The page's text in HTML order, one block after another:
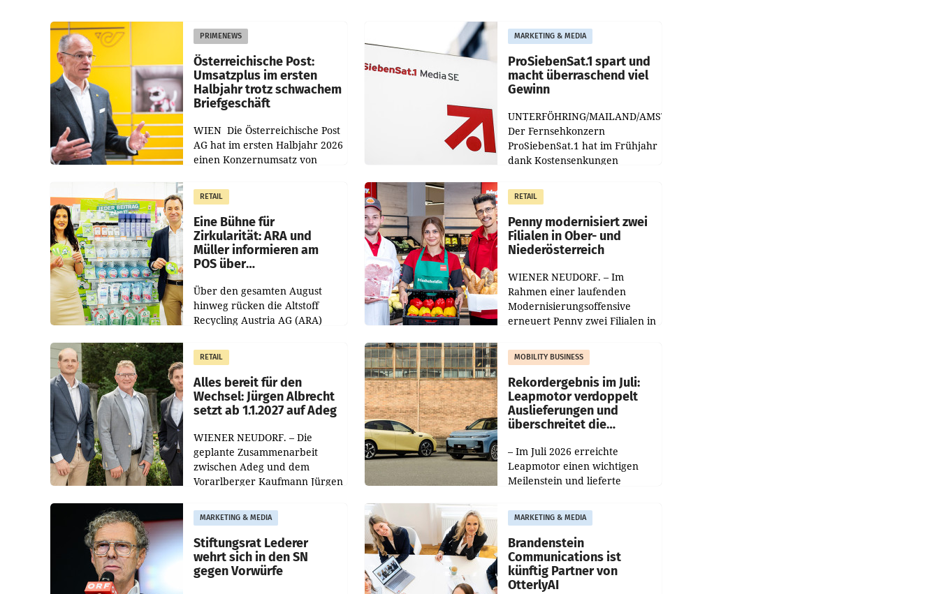
PRIMENEWS
Österreichische Post:
Umsatzplus im ersten
Halbjahr trotz schwachem
Briefgeschäft
WIEN Die Österreichische Post
AG hat im ersten Halbjahr 2026
einen Konzernumsatz von
erwirtschaftet, was einem Plus
von 3,8 Prozent gegenüber
dem Vergleichszeitraum
MARKETING & MEDIA
ProSiebenSat.1 spart und
macht überraschend viel
Gewinn
UNTERFÖHRING/MAILAND/AMSTERDAM.
Der Fernsehkonzern
ProSiebenSat.1 hat im Frühjahr
dank Kostensenkungen
gemacht und die
Markterwartung deutlich
übertroffen.
RETAIL
Eine Bühne für
Zirkularität: ARA und
Müller informieren am
POS über
Über den gesamten August
hinweg rücken die Altstoff
Recycling Austria AG (ARA)
Müller die Initiative „Kreislauf-
Helden“ in allen
österreichischen Müller-Filialen
RETAIL
Penny modernisiert zwei
Filialen in Ober- und
Niederösterreich
WIENER NEUDORF. – Im
Rahmen einer laufenden
Modernisierungsoffensive
erneuert Penny zwei Filialen in
Die beiden Standorte liegen in
Haag sowie im rund
RETAIL
Alles bereit für den
Wechsel: Jürgen Albrecht
setzt ab 1.1.2027 auf Adeg
WIENER NEUDORF. – Die
geplante Zusammenarbeit
zwischen Adeg und dem
Vorarlberger Kaufmann Jürgen
freigegeben: Die
Bundeswettbewerbsbehörde
und der Bundeskartellanwalt
MOBILITY BUSINESS
Rekordergebnis im Juli:
Leapmotor verdoppelt
Auslieferungen und
überschreitet die
– Im Juli 2026 erreichte
Leapmotor einen wichtigen
Meilenstein und lieferte
aus, womit sich das Ergebnis
gegenüber Juli 2025 mehr als
verdoppelte (+102
MARKETING & MEDIA
Stiftungsrat Lederer
wehrt sich in den SN
gegen Vorwürfe
MARKETING & MEDIA
Brandenstein
Communications ist
künftig Partner von
OtterlyAI